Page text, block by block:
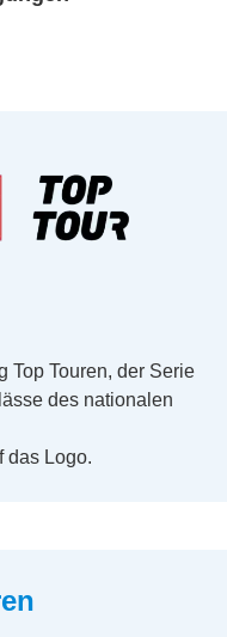
Top Touren, der Serie
des nationalen
das Logo.